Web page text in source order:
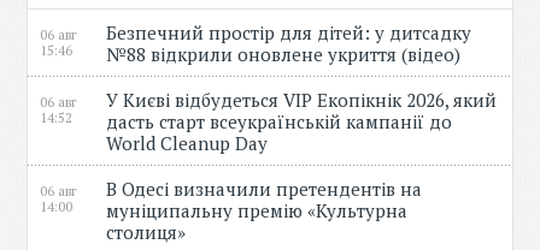
06 авг
15:46
Безпечний простір для дітей: у дитсадку
№88 відкрили оновлене укриття (відео)
06 авг
14:52
У Києві відбудеться VIP Екопікнік 2026, який
дасть старт всеукраїнській кампанії до
World Cleanup Day
06 авг
14:00
В Одесі визначили претендентів на
муніципальну премію «Культурна
столиця»